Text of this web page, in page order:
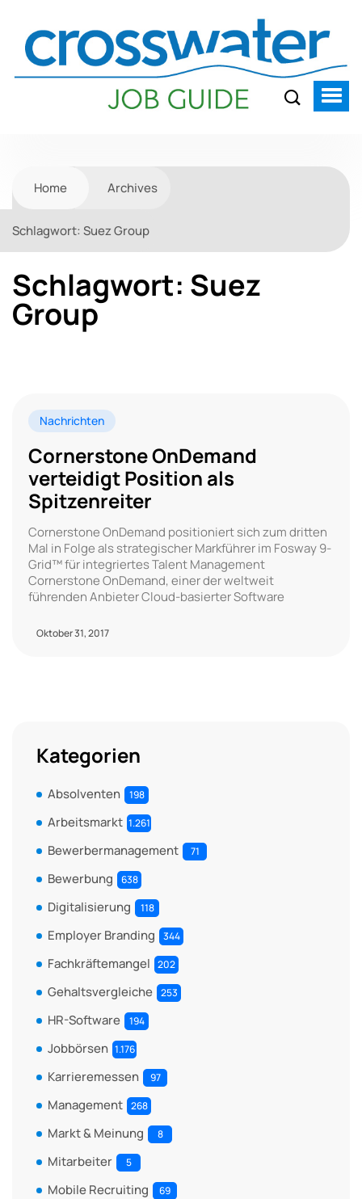
Home Archives
Schlagwort: Suez Group
Schlagwort: Suez
Group
Nachrichten
Cornerstone OnDemand
verteidigt Position als
Spitzenreiter
Cornerstone OnDemand positioniert sich zum dritten
Mal in Folge als strategischer Markführer im Fosway 9-
Grid™ für integriertes Talent Management
Cornerstone OnDemand, einer der weltweit
führenden Anbieter Cloud-basierter Software
Oktober 31, 2017
Kategorien
Absolventen 198
Arbeitsmarkt 1.261
Bewerbermanagement 71
Bewerbung 638
Digitalisierung 118
Employer Branding 344
Fachkräftemangel 202
Gehaltsvergleiche 253
HR-Software 194
Jobbörsen 1.176
Karrieremessen 97
Management 268
Markt & Meinung 8
Mitarbeiter 5
Mobile Recruiting 69